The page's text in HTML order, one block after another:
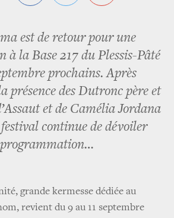
est de retour pour une
à la Base 217 du Plessis-Pâté
prochains. Après
présence des Dutronc père et
et de Camélia Jordana
continue de dévoiler
programmation…
grande kermesse dédiée au
revient du 9 au 11 septembre